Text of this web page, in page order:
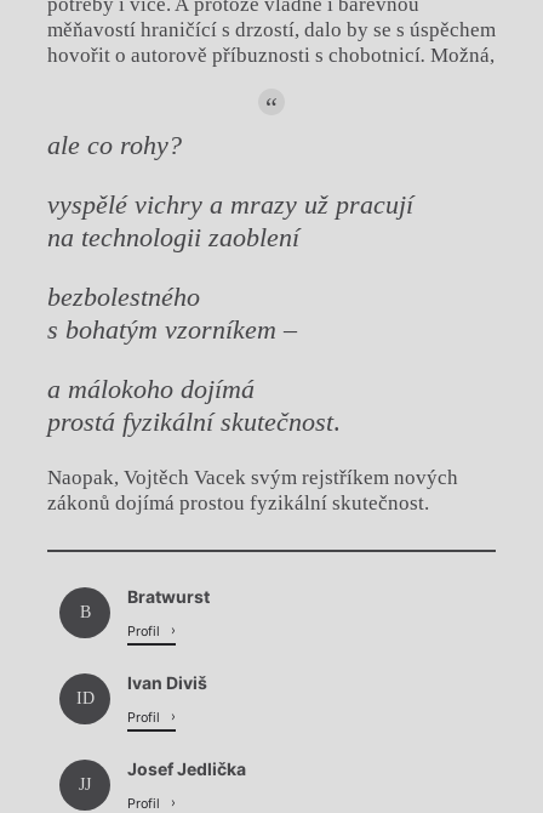
měňavostí hraničící s drzostí, dalo by se s úspěchem
hovořit o autorově příbuznosti s chobotnicí. Možná,
ale co rohy?
vyspělé vichry a mrazy už pracují
na technologii zaoblení
bezbolestného
s bohatým vzorníkem –
a málokoho dojímá
prostá fyzikální skutečnost.
Naopak, Vojtěch Vacek svým rejstříkem nových
zákonů dojímá prostou fyzikální skutečnost.
Chviličku.
B
Bratwurst
Profil
ID
Ivan Diviš
Profil
JJ
Josef Jedlička
Profil